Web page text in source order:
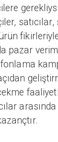
pazar